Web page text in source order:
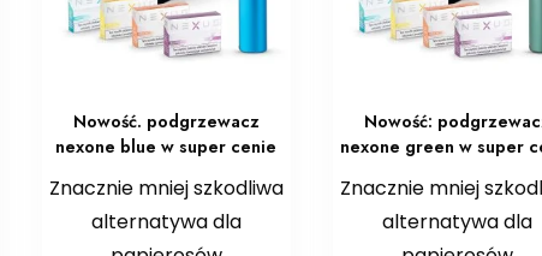
Nowość. podgrzewacz
nexone blue w super cenie
Znacznie mniej szkodliwa
alternatywa dla
Nowość:
nexone green w super
Znacznie mniej
alternatywa dla